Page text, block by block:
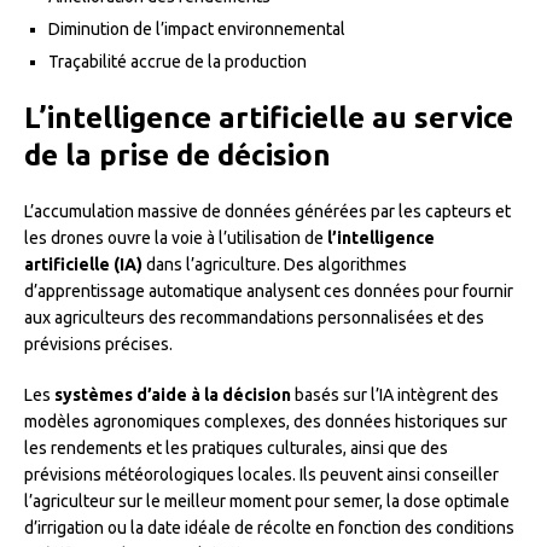
Diminution de l’impact environnemental
Traçabilité accrue de la production
L’intelligence artificielle au service
de la prise de décision
L’accumulation massive de données générées par les capteurs et
les drones ouvre la voie à l’utilisation de l’intelligence
artificielle (IA)dans l’agriculture. Des algorithmes
d’apprentissage automatique analysent ces données pour fournir
aux agriculteurs des recommandations personnalisées et des
prévisions précises.
Les systèmes d’aide à la décision basés sur l’IA intègrent des
modèles agronomiques complexes, des données historiques sur
les rendements et les pratiques culturales, ainsi que des
prévisions météorologiques locales. Ils peuvent ainsi conseiller
l’agriculteur sur le meilleur moment pour semer, la dose optimale
d’irrigation ou la date idéale de récolte en fonction des conditions